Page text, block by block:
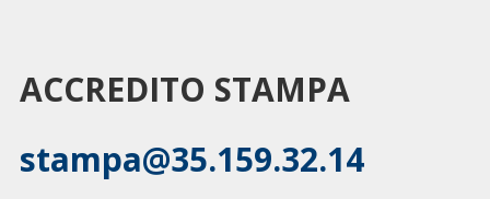
ACCREDITO STAMPA
stampa@35.159.32.14